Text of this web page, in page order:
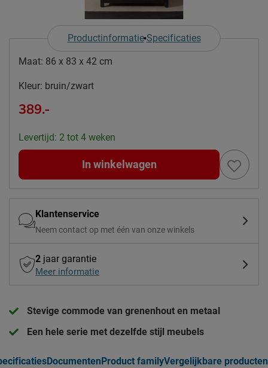
Productinformatie Specificaties
Maat: 86 x 83 x 42 cm
Kleur: bruin/zwart
389.-
Levertijd: 2 tot 4 weken
In winkelwagen
Klantenservice
Neem contact op met één van onze winkels
2 jaar garantie
Meer informatie
Stevige commode van grenenhout en metaal
Een hele serie met dezelfde stijl meubels
Documenten Product familyVergelijkbare producten